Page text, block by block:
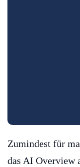
Zumindest für
das AI Overview